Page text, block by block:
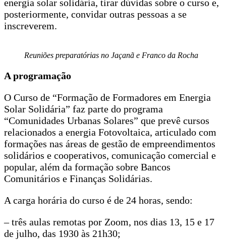
energia solar solidária, tirar dúvidas sobre o curso e,
posteriormente, convidar outras pessoas a se
inscreverem.
Reuniões preparatórias no Jaçanã e Franco da Rocha
A programação
O Curso de “Formação de Formadores em Energia
Solar Solidária” faz parte do programa
“Comunidades Urbanas Solares” que prevê cursos
relacionados a energia Fotovoltaica, articulado com
formações nas áreas de gestão de empreendimentos
solidários e cooperativos, comunicação comercial e
popular, além da formação sobre Bancos
Comunitários e Finanças Solidárias.
A carga horária do curso é de 24 horas, sendo:
– três aulas remotas por Zoom, nos dias 13, 15 e 17
de julho, das 1930 às 21h30;